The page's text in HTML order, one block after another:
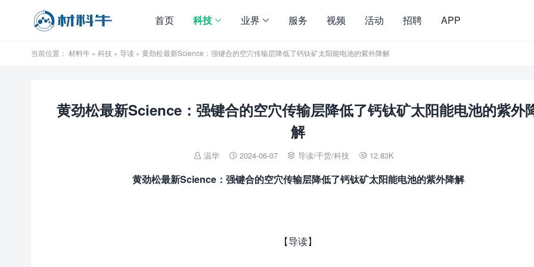
首页 科技 业界 服务 视频 活动 招聘 APP
当前位置： 材料牛 » 科技 » 导读 » 黄劲松最新Science：强键合的空穴传输层降低了钙钛矿太阳能电池的紫外降解
黄劲松最新Science：强键合的空穴传输层降低了钙钛矿太阳能电池的紫外
解
 温华  2024-06-07  导读/干货/科技  12.83K
黄劲松最新Science：强键合的空穴传输层降低了钙钛矿太阳能电池的紫外降解
【导读】